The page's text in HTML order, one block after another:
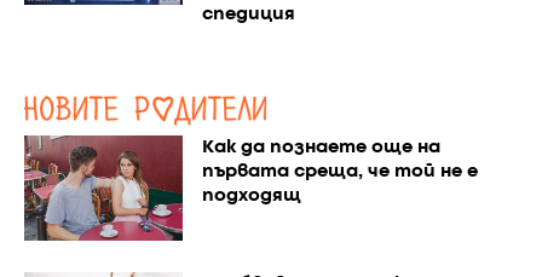
спедиция
Как да познаете още на
първата среща, че той не е
подходящ